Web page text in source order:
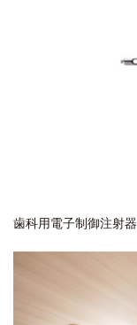
歯科用電子制御注射器